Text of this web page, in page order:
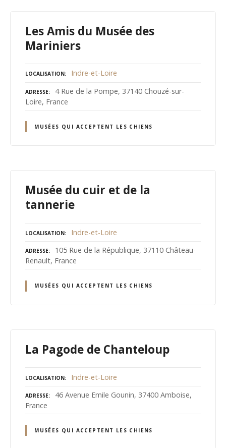
Les Amis du Musée des
Mariniers
LOCALISATION Indre-et-Loire
ADRESSE
4 Rue de la Pompe, 37140 Chouzé-sur-
Loire, France
MUSÉES QUI ACCEPTENT LES CHIENS
Musée du cuir et de la
tannerie
LOCALISATION Indre-et-Loire
ADRESSE
105 Rue de la République, 37110 Château-
Renault, France
MUSÉES QUI ACCEPTENT LES CHIENS
La Pagode de Chanteloup
LOCALISATION Indre-et-Loire
ADRESSE
46 Avenue Emile Gounin, 37400 Amboise,
France
MUSÉES QUI ACCEPTENT LES CHIENS